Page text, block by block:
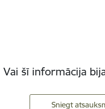
Vai šī informācija
Sniegt